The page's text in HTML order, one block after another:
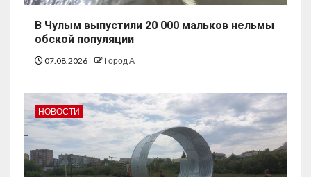
В Чулым выпустили 20 000 мальков нельмы
обской популяции
07.08.2026 Город А
НОВОСТИ